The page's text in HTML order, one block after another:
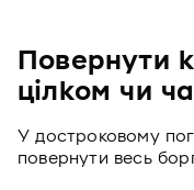
Повернути
цілком чи
У достроковому
повернути весь